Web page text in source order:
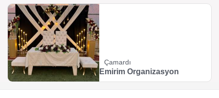
Çamardı
Emirim Organizasyon